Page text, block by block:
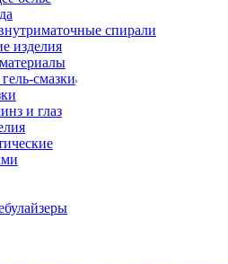
спирали
изделия
смазки
и глаз